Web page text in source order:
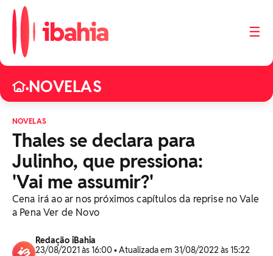
☰
•NOVELAS
NOVELAS
Thales se declara para
Julinho, que pressiona:
'Vai me assumir?'
Cena irá ao ar nos próximos capítulos da reprise no Vale
a Pena Ver de Novo
Redação iBahia
23/08/2021 às 16:00 • Atualizada em 31/08/2022 às 15:22